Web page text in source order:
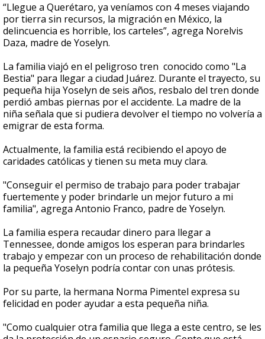
“Llegue a Querétaro, ya veníamos con 4 meses viajando
por tierra sin recursos, la migración en México, la
delincuencia es horrible, los carteles”, agrega Norelvis
Daza, madre de Yoselyn.
La familia viajó en el peligroso tren conocido como "La
Bestia" para llegar a ciudad Juárez. Durante el trayecto, su
pequeña hija Yoselyn de seis años, resbalo del tren donde
perdió ambas piernas por el accidente. La madre de la
niña señala que si pudiera devolver el tiempo no volvería a
emigrar de esta forma.
Actualmente, la familia está recibiendo el apoyo de
caridades católicas y tienen su meta muy clara.
"Conseguir el permiso de trabajo para poder trabajar
fuertemente y poder brindarle un mejor futuro a mi
familia", agrega Antonio Franco, padre de Yoselyn.
La familia espera recaudar dinero para llegar a
Tennessee, donde amigos los esperan para brindarles
trabajo y empezar con un proceso de rehabilitación donde
la pequeña Yoselyn podría contar con unas prótesis.
Por su parte, la hermana Norma Pimentel expresa su
felicidad en poder ayudar a esta pequeña niña.
"Como cualquier otra familia que llega a este centro, se les